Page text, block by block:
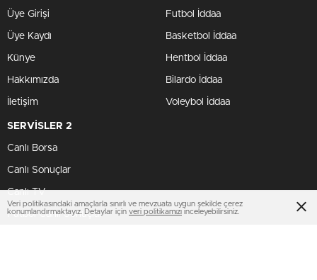
Üye Girişi
Üye Kaydı
Künye
Hakkımızda
İletişim
Futbol İddaa
Basketbol İddaa
Hentbol İddaa
Bilardo İddaa
Voleybol İddaa
SERVİSLER 2
Canlı Borsa
Canlı Sonuçlar
Canlı TV
Futbol Canlı Sonuçlar
Veri politikasındaki amaçlarla sınırlı ve mevzuata uygun şekilde çerez
konumlandırmaktayız. Detaylar için veri politikamızı inceleyebilirsiniz.